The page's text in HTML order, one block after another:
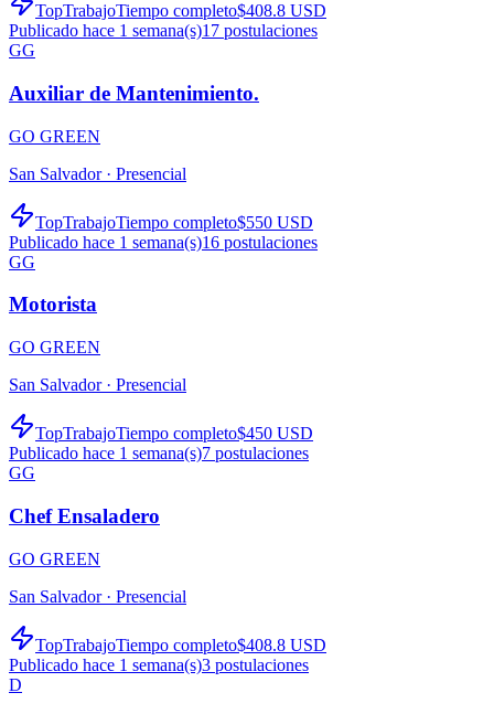
TopTrabajoTiempo completo$408.8 USD
Publicado hace 1 semana(s)17 postulaciones
GG
Auxiliar de Mantenimiento.
GO GREEN
San Salvador · Presencial
TopTrabajoTiempo completo$550 USD
Publicado hace 1 semana(s)16 postulaciones
GG
Motorista
GO GREEN
San Salvador · Presencial
TopTrabajoTiempo completo$450 USD
Publicado hace 1 semana(s)7 postulaciones
GG
Chef Ensaladero
GO GREEN
San Salvador · Presencial
TopTrabajoTiempo completo$408.8 USD
Publicado hace 1 semana(s)3 postulaciones
D